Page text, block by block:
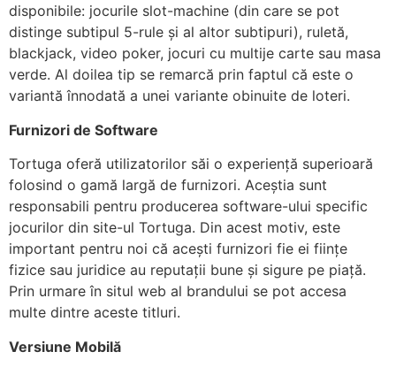
disponibile: jocurile slot-machine (din care se pot
distinge subtipul 5-rule și al altor subtipuri), ruletă,
blackjack, video poker, jocuri cu multije carte sau masa
verde. Al doilea tip se remarcă prin faptul că este o
variantă înnodată a unei variante obinuite de loteri.
Furnizori de Software
Tortuga oferă utilizatorilor săi o experiență superioară
folosind o gamă largă de furnizori. Aceștia sunt
responsabili pentru producerea software-ului specific
jocurilor din site-ul Tortuga. Din acest motiv, este
important pentru noi că acești furnizori fie ei ființe
fizice sau juridice au reputații bune și sigure pe piață.
Prin urmare în situl web al brandului se pot accesa
multe dintre aceste titluri.
Versiune Mobilă